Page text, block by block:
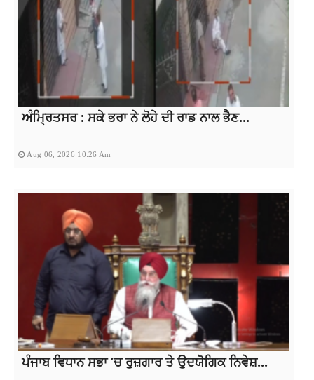
ਅੰਮ੍ਰਿਤਸਰ : ਸਕੇ ਭਰਾ ਨੇ ਲੋਹੇ ਦੀ ਰਾਡ ਨਾਲ ਭੈਣ...
Aug 06, 2026 10:26 Am
ਪੰਜਾਬ ਵਿਧਾਨ ਸਭਾ ’ਚ ਰੁਜ਼ਗਾਰ ਤੇ ਉਦਯੋਗਿਕ ਨਿਵੇਸ਼...